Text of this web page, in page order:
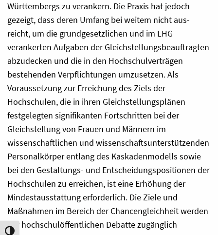
Württembergs zu verankern. Die Praxis hat jedoch
gezeigt, dass deren Umfang bei weitem nicht aus-
reicht, um die grundgesetzlichen und im LHG
verankerten Aufgaben der Gleichstellungsbeauftragten
abzudecken und die in den Hochschulverträgen
bestehenden Verpflichtungen umzusetzen. Als
Voraussetzung zur Erreichung des Ziels der
Hochschulen, die in ihren Gleichstellungsplänen
festgelegten signifikanten Fortschritten bei der
Gleichstellung von Frauen und Männern im
wissenschaftlichen und wissenschaftsunterstützenden
Personalkörper entlang des Kaskadenmodells sowie
bei den Gestaltungs- und Entscheidungspositionen der
Hochschulen zu erreichen, ist eine Erhöhung der
Mindestausstattung erforderlich. Die Ziele und
Maßnahmen im Bereich der Chancengleichheit werden
der hochschulöffentlichen Debatte zugänglich